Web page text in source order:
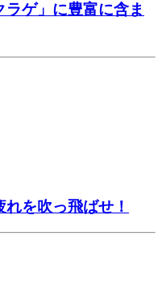
ゲ」に豊富に含ま
を吹っ飛ばせ！